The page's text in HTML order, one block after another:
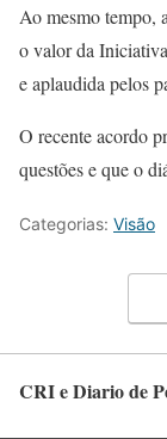
Ao mesmo tempo,
o valor da
e aplaudida pelos
O recente acordo
questões e que o
Categorias: Visão
CRI e Diario de